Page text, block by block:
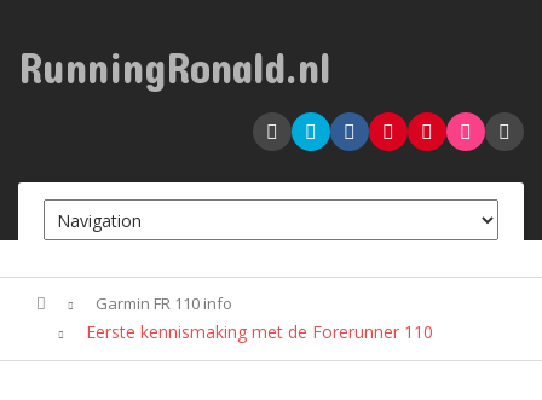
RunningRonald.nl
Garmin FR 110 info
Eerste kennismaking met de Forerunner 110